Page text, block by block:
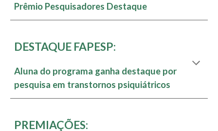
Prêmio Pesquisadores Destaque
DESTAQUE FAPESP:
Aluna do programa ganha destaque por
pesquisa em transtornos psiquiátricos
PREMIAÇÕES: